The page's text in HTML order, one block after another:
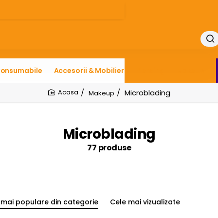
Accesorii & Mobilier
Microblading
77 produse
home
Makeup Microblading
mai populare din categorie Cele mai vizualizate